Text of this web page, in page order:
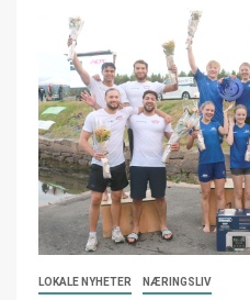
LOKALE NYHETER NÆRINGSLIV